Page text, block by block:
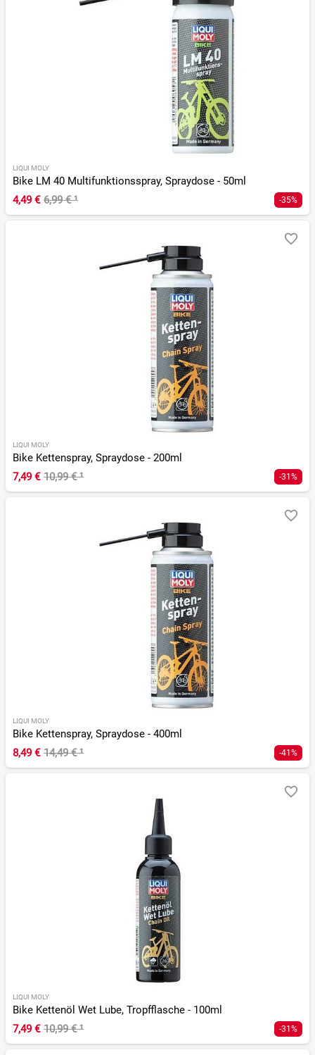
LIQUI MOLY
Bike LM 40 Multifunktionsspray, Spraydose - 50ml
4,49 € 6,99 €¹ -35%
LIQUI MOLY
Bike Kettenspray, Spraydose - 200ml
7,49 € 10,99 €¹ -31%
LIQUI MOLY
Bike Kettenspray, Spraydose - 400ml
8,49 € 14,49 €¹ -41%
LIQUI MOLY
Bike Kettenöl Wet Lube, Tropfflasche - 100ml
7,49 € 10,99 €¹ -31%